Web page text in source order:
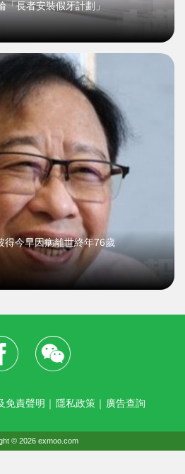
「長者安裝假牙計劃」
得今早因病離世終年76歲
免責聲明 ｜ 隱私政策 ｜ 廣告查詢
© 2026 exmoo.com